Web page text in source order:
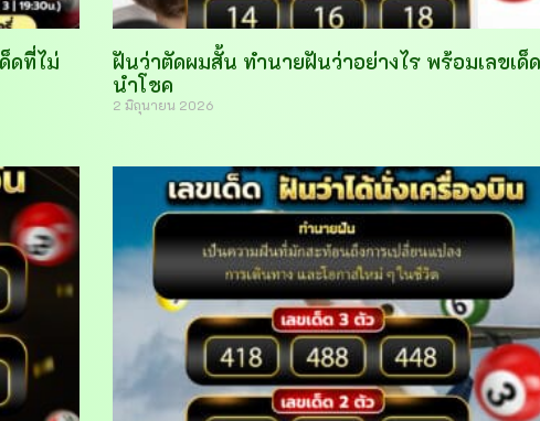
ดที่ไม่
ฝันว่าตัดผมสั้น ทำนายฝันว่าอย่างไร พร้อมเลขเด็ด
นำโชค
2 มิถุนายน 2026